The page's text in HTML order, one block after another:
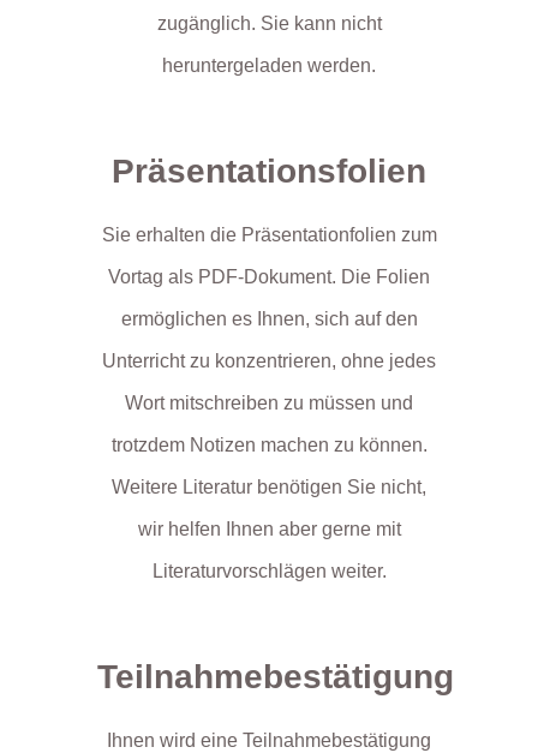
zugänglich. Sie kann nicht
heruntergeladen werden.
Präsentationsfolien
Sie erhalten die Präsentationfolien zum
Vortag als PDF-Dokument. Die Folien
ermöglichen es Ihnen, sich auf den
Unterricht zu konzentrieren, ohne jedes
Wort mitschreiben zu müssen und
trotzdem Notizen machen zu können.
Weitere Literatur benötigen Sie nicht,
wir helfen Ihnen aber gerne mit
Literaturvorschlägen weiter.
Teilnahmebestätigung
Ihnen wird eine Teilnahmebestätigung